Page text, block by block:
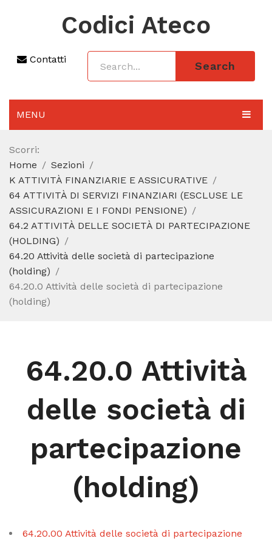
Codici Ateco
Contatti
Search
MENU
AGGIORNAMENTO 2025
SEZIONI
CODICE ATECO A COSA SERVE
REGIME FORFETTARIO
CODICE FISCALE
Scorri:
Home
Sezioni
K ATTIVITÀ FINANZIARIE E ASSICURATIVE
64 ATTIVITÀ DI SERVIZI FINANZIARI (ESCLUSE LE
ASSICURAZIONI E I FONDI PENSIONE)
64.2 ATTIVITÀ DELLE SOCIETÀ DI PARTECIPAZIONE
(HOLDING)
64.20 Attività delle società di partecipazione
(holding)
64.20.0 Attività delle società di partecipazione
(holding)
64.20.0 Attività
delle società di
partecipazione
(holding)
64.20.00 Attività delle società di partecipazione